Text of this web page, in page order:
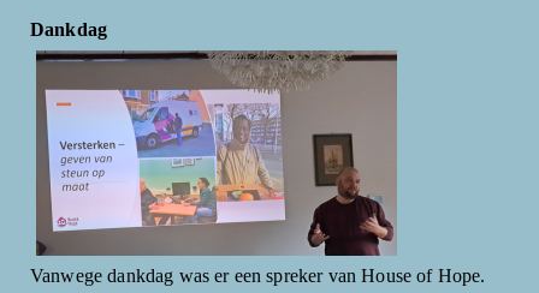
Dankdag
Vanwege dankdag was er een spreker van House of Hope.